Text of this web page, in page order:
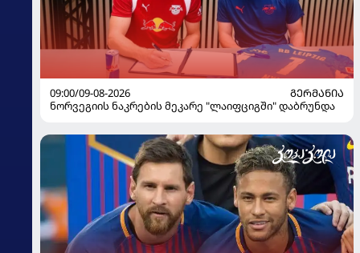
09:00/09-08-2026
ᲒᲔᲠᲛᲐᲜᲘᲐ
ნორვეგიის ნაკრების მეკარე "ლაიფციგში" დაბრუნდა